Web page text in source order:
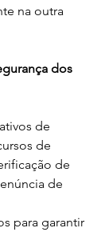
na outra
dos
de
de
de
de
para garantir